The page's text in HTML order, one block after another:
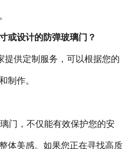
或设计的防弹玻璃门？
供定制服务，可以根据您的
制作。
门，不仅能有效保护您的安
体美感。如果您正在寻找高质